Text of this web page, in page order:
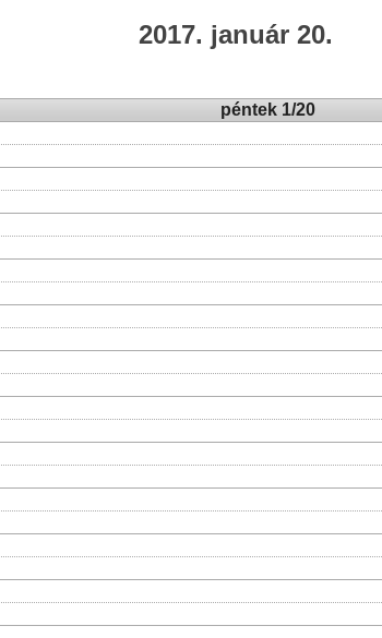
2017. január 20.
péntek 1/20